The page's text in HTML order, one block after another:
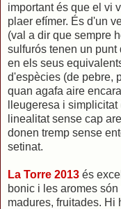
important és que el vi
plaer efímer. És d'un
(val a dir que sempre
sulfurós tenen un
en els seus
d'espècies (de pebre,
quan agafa aire
lleugeresa i
linealitat sense cap
donen tremp sense
setinat.
La Torre 2013 és
bonic i les aromes
madures, fruitades. Hi